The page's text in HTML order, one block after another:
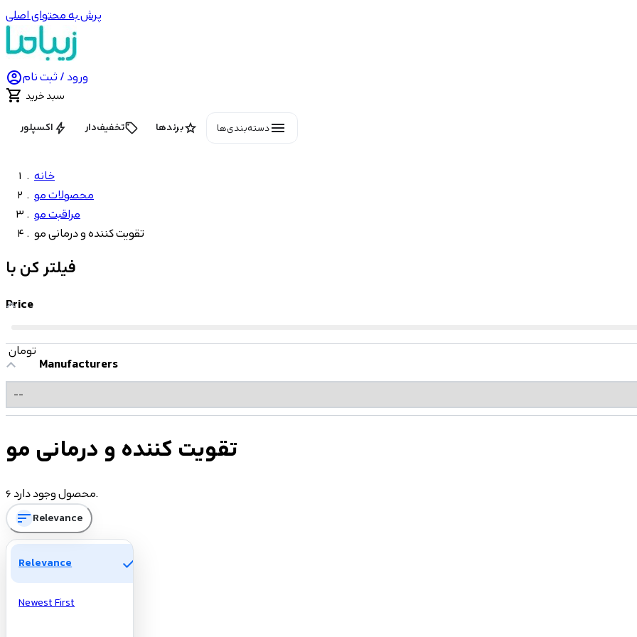
پرش به محتوای اصلی
ورود / ثبت نام
 سبد خرید
menuدسته‌بندی‌ها starبرندها local_offerتخفیف‌دار boltاکسپلور
خانه
محصولات مو
مراقبت مو
تقویت کننده و درمانی مو
فیلتر کن با
Price
تومان
Manufacturers
تقویت کننده و درمانی مو
6 محصول وجود دارد.
sortRelevance
Relevance check
Newest First